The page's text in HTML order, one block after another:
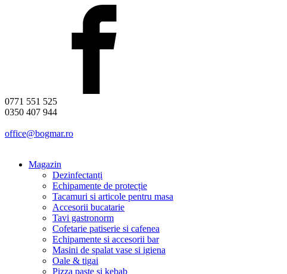
0771 551 525
0350 407 944
office@bogmar.ro
Magazin
Dezinfectanți
Echipamente de protecție
Tacamuri si articole pentru masa
Accesorii bucatarie
Tavi gastronorm
Cofetarie patiserie si cafenea
Echipamente si accesorii bar
Masini de spalat vase si igiena
Oale & tigai
Pizza paste si kebab